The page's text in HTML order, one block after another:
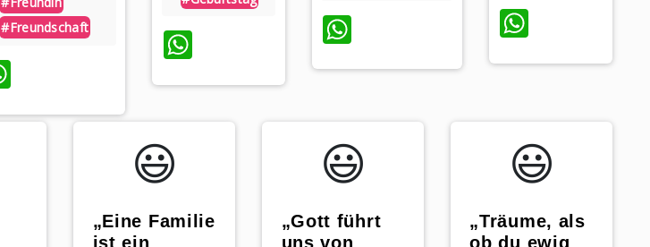
#freundschaft
WhatsApp
WhatsApp
😃️
„Eine Familie
ist ein
😃️
„Gott führt
uns von
😃️
„Träume, als
ob du ewig